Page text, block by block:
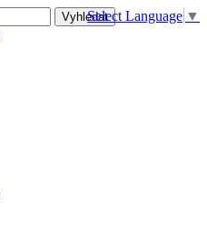
Select Language ▼